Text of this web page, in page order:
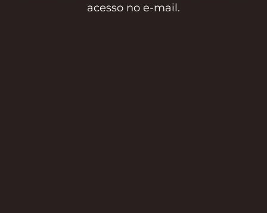
acesso no e-mail.